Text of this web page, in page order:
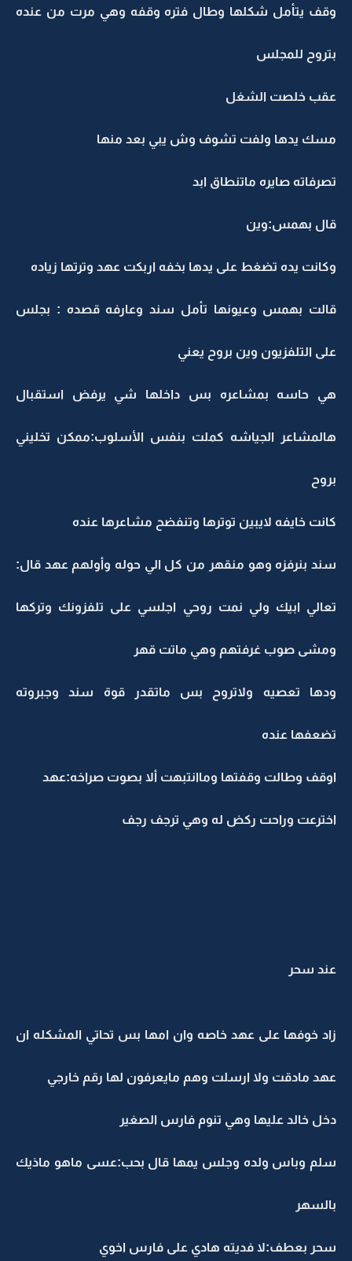
وقف يتأمل شكلها وطال فتره وقفه وهي مرت من عنده
بتروح للمجلس
عقب خلصت الشغل
مسك يدها ولفت تشوف وش يبي بعد منها
تصرفاته صايره ماتنطاق ابد
قال بهمس:وين
وكانت يده تضغط على يدها بخفه اربكت عهد وترتها زياده
قالت بهمس وعيونها تأمل سند وعارفه قصده : بجلس
على التلفزيون وين بروح يعني
هي حاسه بمشاعره بس داخلها شي يرفض استقبال
هالمشاعر الجياشه كملت بنفس الأسلوب:ممكن تخليني
بروح
كانت خايفه لايبين توترها وتنفضح مشاعرها عنده
سند بنرفزه وهو منقهر من كل الي حوله وأولهم عهد قال:
تعالي ابيك ولي نمت روحي اجلسي على تلفزونك وتركها
ومشى صوب غرفتهم وهي ماتت قهر
ودها تعصيه ولاتروح بس ماتقدر قوة سند وجبروته
تضعفها عنده
اوقف وطالت وقفتها وماانتبهت ألا بصوت صراخه:عهد
اخترعت وراحت ركض له وهي ترجف رجف
عند سحر
زاد خوفها على عهد خاصه وان امها بس تحاتي المشكله ان
عهد مادقت ولا ارسلت وهم مايعرفون لها رقم خارجي
دخل خالد عليها وهي تنوم فارس الصغير
سلم وباس ولده وجلس يمها قال بحب:عسى ماهو ماذيك
بالسهر
سحر بعطف:لا فديته هادي على فارس اخوي